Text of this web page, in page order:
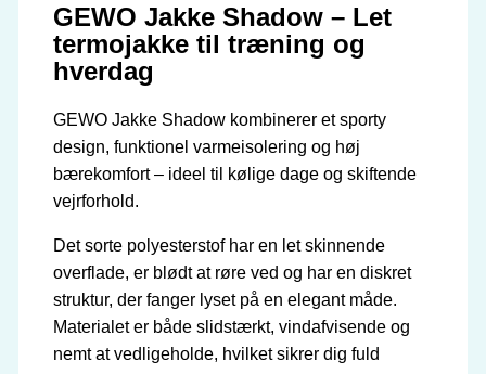
GEWO Jakke Shadow – Let
termojakke til træning og
hverdag
GEWO Jakke Shadow kombinerer et sporty
design, funktionel varmeisolering og høj
bærekomfort – ideel til kølige dage og skiftende
vejrforhold.
Det sorte polyesterstof har en let skinnende
overflade, er blødt at røre ved og har en diskret
struktur, der fanger lyset på en elegant måde.
Materialet er både slidstærkt, vindafvisende og
nemt at vedligeholde, hvilket sikrer dig fuld